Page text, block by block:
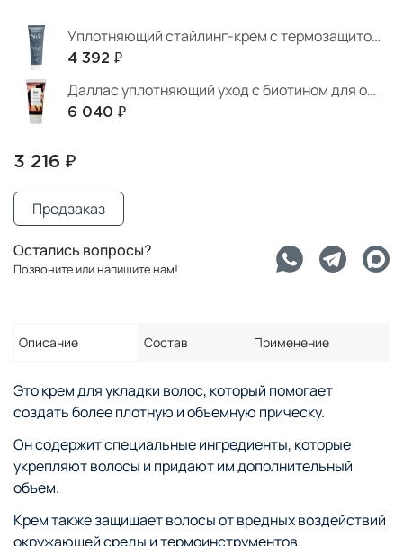
Уплотняющий стайлинг-крем с термозащитой 125 мл
4 392 ₽
Даллас уплотняющий уход с биотином для объема
6 040 ₽
3 216 ₽
Предзаказ
Остались вопросы?
Позвоните или напишите нам!
Описание Состав Применение
Это крем для укладки волос, который помогает
создать более плотную и объемную прическу.
Он содержит специальные ингредиенты, которые
укрепляют волосы и придают им дополнительный
объем.
Крем также защищает волосы от вредных воздействий
окружающей среды и термоинструментов.